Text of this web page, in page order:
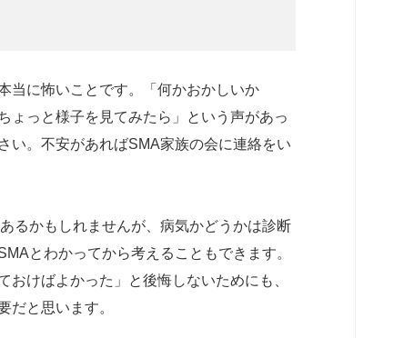
当に怖いことです。「何かおかしいか
ょっと様子を見てみたら」という声があっ
い。不安があればSMA家族の会に連絡をい
るかもしれませんが、病気かどうかは診断
とわかってから考えることもできます。
けばよかった」と後悔しないためにも、
だと思います。